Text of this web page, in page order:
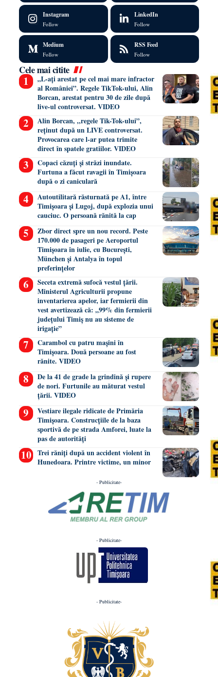
Instagram
Follow
LinkedIn
Follow
Medium
Follow
RSS Feed
Follow
Cele mai citite
„L-ați arestat pe cel mai mare infractor
al României”. Regele TikTok-ului, Alin
Borcan, arestat pentru 30 de zile după
live-ul controversat. VIDEO
Alin Borcan, ,,regele Tik-Tok-ului”,
reținut după un LIVE controversat.
Provocarea care l-ar putea trimite
direct în spatele gratiilor. VIDEO
Copaci căzuți și străzi inundate.
Furtuna a făcut ravagii în Timișoara
după o zi caniculară
Autoutilitară răsturnată pe A1, între
Timișoara și Lugoj, după explozia unui
cauciuc. O persoană rănită la cap
Zbor direct spre un nou record. Peste
170.000 de pasageri pe Aeroportul
Timișoara în iulie, cu București,
München și Antalya în topul
preferințelor
Seceta extremă sufocă vestul țării.
Ministerul Agriculturii propune
inventarierea apelor, iar fermierii din
vest avertizează că: „99% din fermierii
județului Timiș nu au sisteme de
irigație”
Carambol cu patru mașini în
Timișoara. Două persoane au fost
rănite. VIDEO
De la 41 de grade la grindină și rupere
de nori. Furtunile au măturat vestul
țării. VIDEO
Vestiare ilegale ridicate de Primăria
Timișoara. Construcțiile de la baza
sportivă de pe strada Amforei, luate la
pas de autorități
Trei răniți după un accident violent în
Hunedoara. Printre victime, un minor
- Publicitate-
- Publicitate-
- Publicitate-